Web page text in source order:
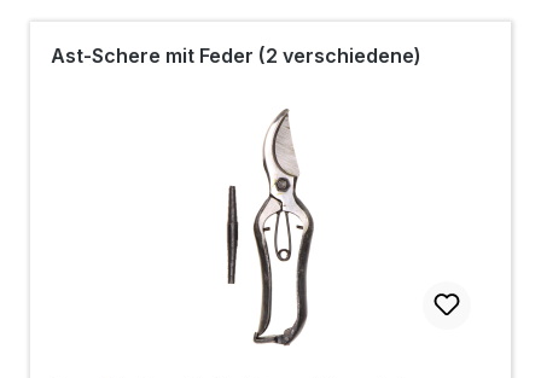
Ast-Schere mit Feder (2 verschiedene)